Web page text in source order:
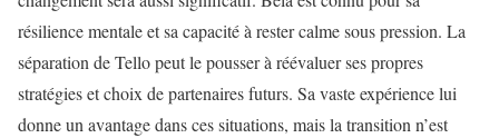
résilience mentale et sa capacité à rester calme sous pression. La
séparation de Tello peut le pousser à réévaluer ses propres
stratégies et choix de partenaires futurs. Sa vaste expérience lui
donne un avantage dans ces situations, mais la transition n’est